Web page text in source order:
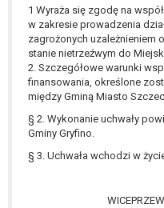
1 Wyraża się zgodę na
w zakresie prowadzenia
zagrożonych uzależnieniem
stanie nietrzeźwym do
2. Szczegółowe warunki
finansowania, określone
między Gminą Miasto
§ 2. Wykonanie uchwały
Gminy Gryfino.
§ 3. Uchwała wchodzi w
podstaw do
obrony
W przypadku gdy
osobowych odbywa
na przetwarzanie
lit a RODO),
cofnięcia tej zgody
Cofnięcie to nie ma